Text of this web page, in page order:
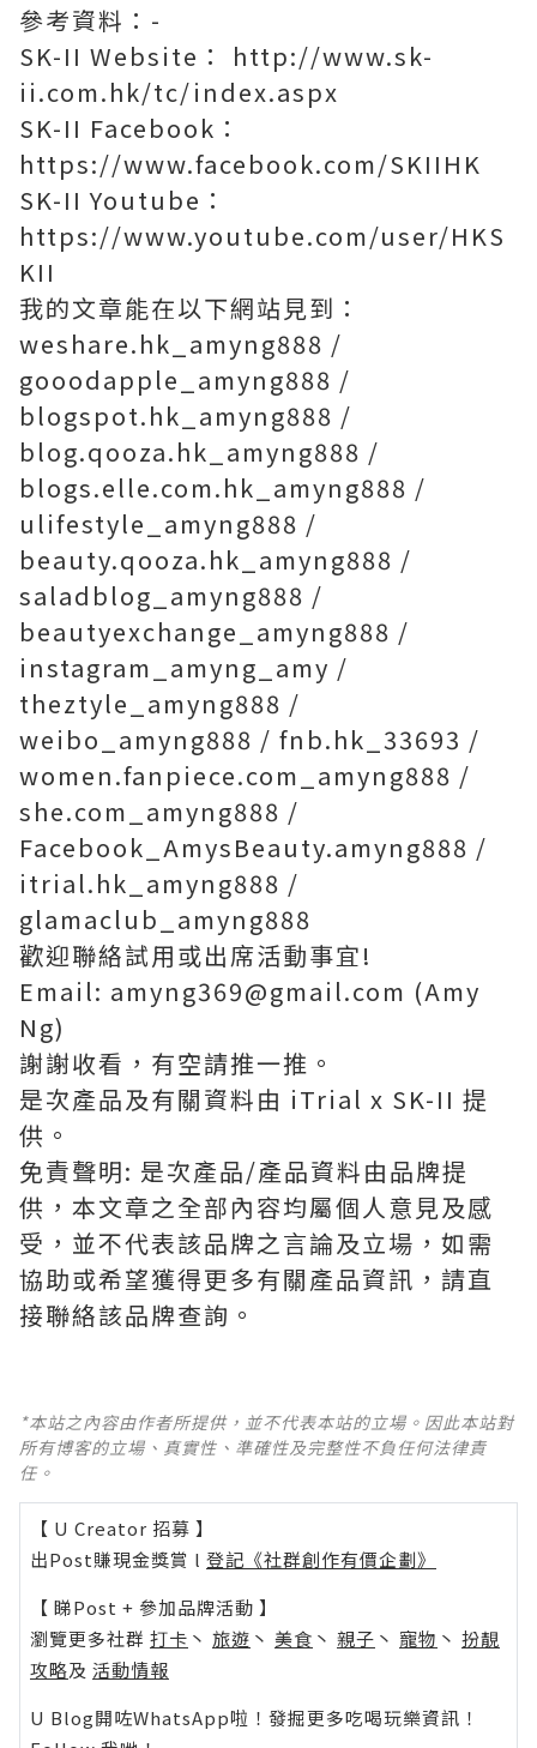
參考資料：-
SK-II Website： http://www.sk-
ii.com.hk/tc/index.aspx
SK-II Facebook：
https://www.facebook.com/SKIIHK
SK-II Youtube：
https://www.youtube.com/user/HKS
KII
我的文章能在以下網站見到：
weshare.hk_amyng888 /
gooodapple_amyng888 /
blogspot.hk_amyng888 /
blog.qooza.hk_amyng888 /
blogs.elle.com.hk_amyng888 /
ulifestyle_amyng888 /
beauty.qooza.hk_amyng888 /
saladblog_amyng888 /
beautyexchange_amyng888 /
instagram_amyng_amy /
theztyle_amyng888 /
weibo_amyng888 / fnb.hk_33693 /
women.fanpiece.com_amyng888 /
she.com_amyng888 /
Facebook_AmysBeauty.amyng888 /
itrial.hk_amyng888 /
glamaclub_amyng888
歡迎聯絡試用或出席活動事宜!
Email: amyng369@gmail.com (Amy
Ng)
謝謝收看，有空請推一推。
是次產品及有關資料由 iTrial x SK-II 提
供。
免責聲明: 是次產品/產品資料由品牌提
供，本文章之全部內容均屬個人意見及感
受，並不代表該品牌之言論及立場，如需
協助或希望獲得更多有關產品資訊，請直
接聯絡該品牌查詢。
*本站之內容由作者所提供，並不代表本站的立場。因此本站對
所有博客的立場、真實性、準確性及完整性不負任何法律責
任。
【 U Creator 招募 】
出Post賺現金獎賞 l 登記《社群創作有價企劃》
【 睇Post + 參加品牌活動 】
瀏覽更多社群 打卡 丶 旅遊 丶 美食 丶 親子 丶 寵物 丶 扮靚
攻略及 活動情報
U Blog開咗WhatsApp啦！發掘更多吃喝玩樂資訊！